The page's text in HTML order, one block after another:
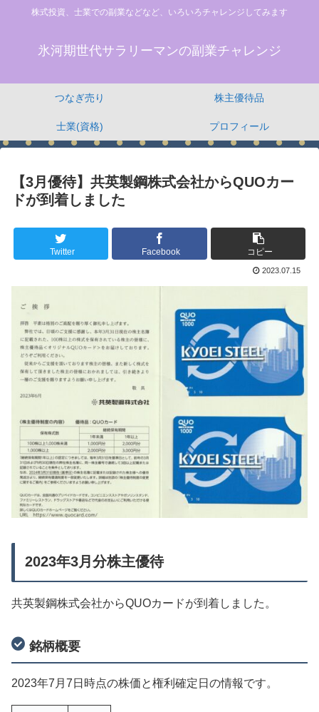
株式投資、士業での副業などなど、いろいろチャレンジしてみます
氷河期世代サラリーマンの副業チャレンジ
つなぎ売り 株主優待品
士業(資格) プロフィール
【3月優待】共英製鋼株式会社からQUOカー
ドが到着しました
Twitter Facebook コピー
2023.07.15
2023年3月分株主優待
共英製鋼株式会社からQUOカードが到着しました。
銘柄概要
2023年7月7日時点の株価と権利確定日の情報です。